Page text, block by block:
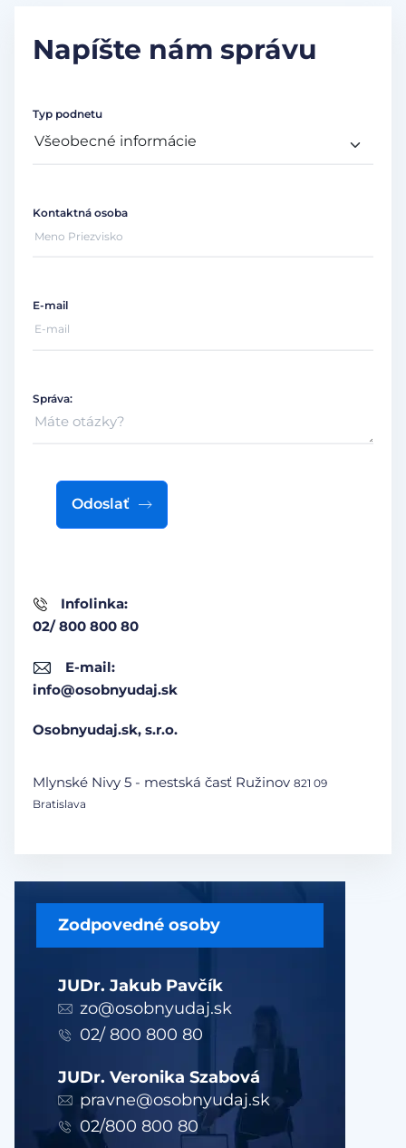
Zodpovedné osoby
JUDr. Jakub Pavčík
zo@osobnyudaj.sk
02/ 800 800 80
JUDr. Veronika Szabová
pravne@osobnyudaj.sk
02/800 800 80
Napíšte nám správu
Infolinka:
02/ 800 800 80
E-mail:
info@osobnyudaj.sk
Osobnyudaj.sk, s.r.o.
Mlynské Nivy 5 - mestská časť Ružinov 821 09
Bratislava
Typ podnetu
Kontaktná osoba
E-mail
Správa:
Odoslať